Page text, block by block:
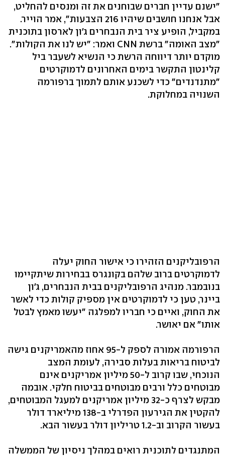
"ישנם עדיין חברים שבוחנים את זה ומנסים להחליט,
אבל אנחנו חושבים שיהיו 216 הצבעות", אמר הוייר.
במקביל, הופיע ציר בית הנבחרים ג'ון לארסון בתוכנית
"מצב האומה" ברשת CNN ואמר: "יש לנו את הקולות".
מוקדם יותר דיווחה הרשת כי הנשיא לשעבר ביל
קלינטון התקשר בימים האחרונים לדמוקרטים
"מתנדנדים" כדי לשכנע אותם לתמוך ברפורמה
השנויה במחלוקת.
הרפובליקנים הזהירו כי אישור החוק יעלה
לדמוקרטים ברוב שלהם בקונגרס בבחירות שיתקיימו
בנובמבר. מנהיג הרפובליקנים בבית הנבחרים, ג'ון
ביינר, טען כי לדמוקרטים אין מספיק קולות כדי לאשר
את החוק, ואיים כי חבריו למפלגה "יעשו מאמץ לבטל
אותו" אם יאושר.
הרפורמה אמורה לספק ל-95 אחוז מהאמריקנים גישה
לביטוח בריאות בעלות סבירה, לעומת המצב
הנוכחי, שבו קרוב ל-50 מיליון אמריקנים אינם
מבוטחים כלל ורבים מבוטחים בביטוח חלקי. אובמה
מבקש לצרף כ-32 מיליון אמריקנים למעגל המבוטחים,
להקטין את הגירעון הפדרלי ב-138 מיליארד דולר
בעשור הקרוב וב-1.2 טריליון דולר בעשור הבא.
המתנגדים לתוכנית רואים במהלך ניסיון של הממשלה